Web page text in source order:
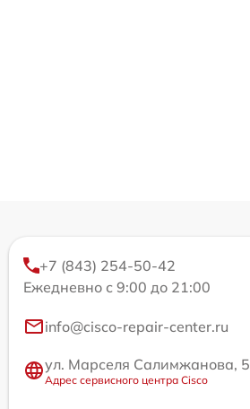
+7 (843) 254-50-42
Ежедневно с 9:00 до 21:00
info@cisco-repair-center.ru
ул. Марселя Салимжанова, 5
Адрес сервисного центра Cisco